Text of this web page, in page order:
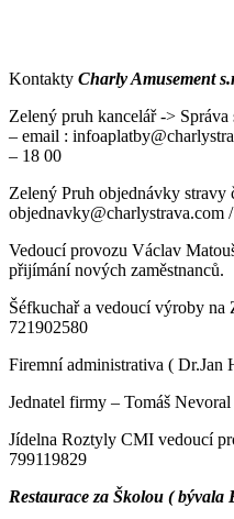
Kontakty Charly Amusement
Zelený pruh kancelář ->
– email :
– 18 00
Zelený Pruh objednávky stravy
objednavky@charlystrava.com
Vedoucí provozu Václav
přijímání nových zaměstnanců.
Šéfkuchař a vedoucí výroby na
721902580
Firemní administrativa ( Dr.Jan
Jednatel firmy – Tomáš
Jídelna Roztyly CMI vedoucí
799119829
Restaurace za Školou ( bývala